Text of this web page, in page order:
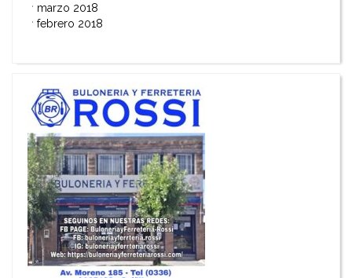
marzo 2018
febrero 2018